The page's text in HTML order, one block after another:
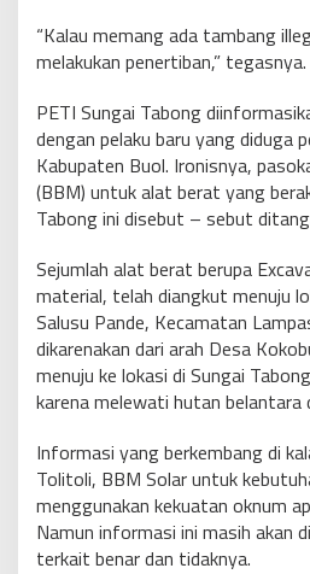
“Kalau memang ada tambang
melakukan penertiban,” tegasnya.
PETI Sungai Tabong
dengan pelaku baru yang diduga
Kabupaten Buol. Ironisnya,
(BBM) untuk alat berat yang
Tabong ini disebut – sebut
Sejumlah alat berat berupa
material, telah diangkut menuju
Salusu Pande, Kecamatan
dikarenakan dari arah Desa
menuju ke lokasi di Sungai
karena melewati hutan belantara
Informasi yang berkembang di
Tolitoli, BBM Solar untuk
menggunakan kekuatan oknum
Namun informasi ini masih akan
terkait benar dan tidaknya.